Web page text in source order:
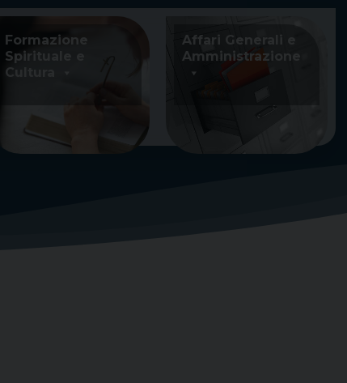
Formazione
Spirituale e
Cultura
Affari Generali e
Amministrazione